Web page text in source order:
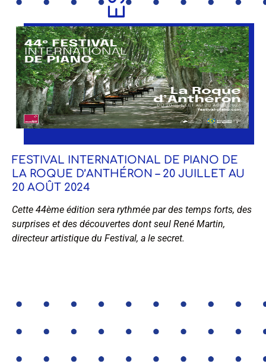
FESTIVAL INTERNATIONAL DE PIANO DE
LA ROQUE D’ANTHÉRON – 20 JUILLET AU
20 AOÛT 2024
Cette 44ème édition sera rythmée par des temps forts, des
surprises et des découvertes dont seul René Martin,
directeur artistique du Festival, a le secret.